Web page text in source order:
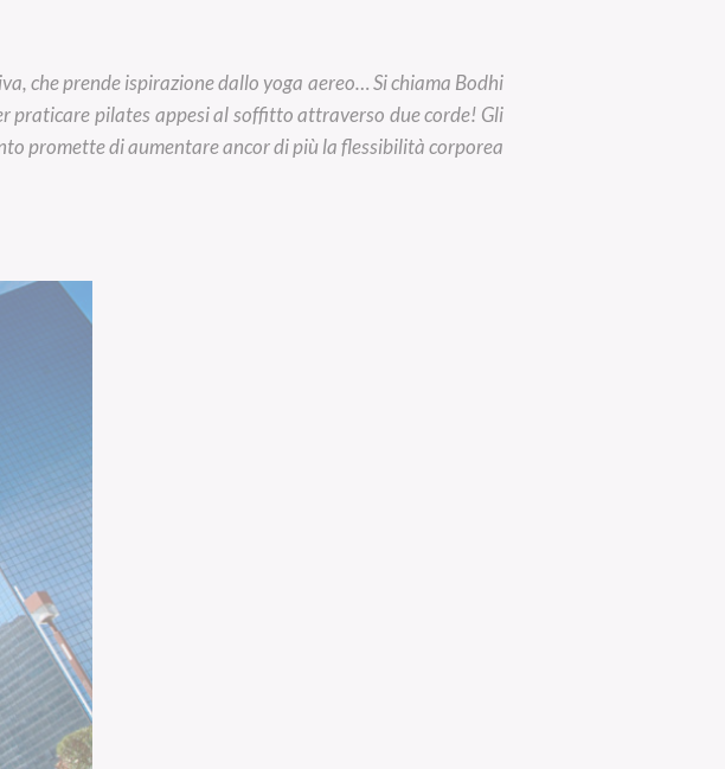
che prende ispirazione dallo yoga aereo… Si chiama Bodhi
praticare pilates appesi al soffitto attraverso due corde! Gli
promette di aumentare ancor di più la flessibilità corporea